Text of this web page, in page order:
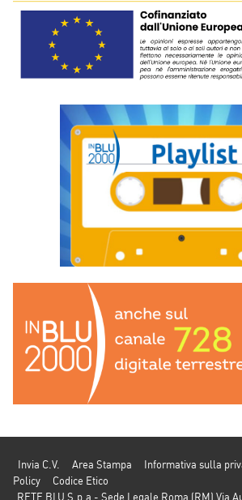
Invia C.V. Area Stampa Informativa sulla
Policy
Codice Etico
RETE BLU S.p.a - Sede Legale Roma (RM) Via